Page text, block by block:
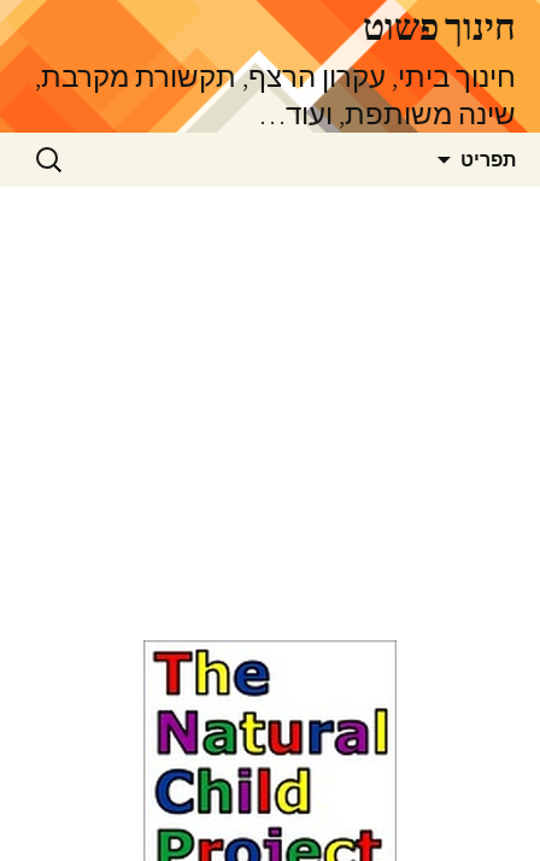
לדלג
לתוכןחינוך פשוט
חינוך ביתי, עקרון הרצף, תקשורת מקרבת,
שינה משותפת, ועוד…
תפריט חיפוש: